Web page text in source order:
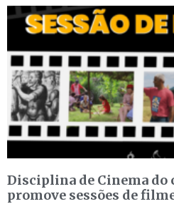
Disciplina de Cinema do
promove sessões de